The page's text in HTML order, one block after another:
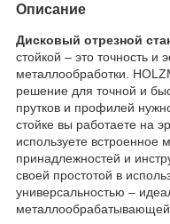
Описание
Дисковый отрезной
стойкой – это точность
металлообработки.
решение для точной и
прутков и профилей
стойке вы работаете на
используете встроенное
принадлежностей и
своей простотой в
универсальностью –
металлообрабатывающей